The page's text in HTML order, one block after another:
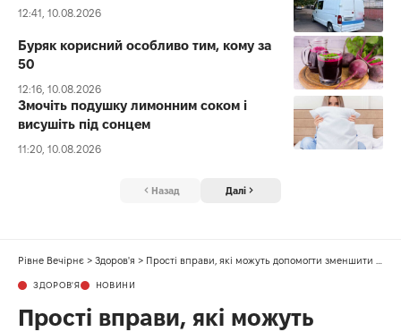
12:41, 10.08.2026
Буряк корисний особливо тим, кому за
50
12:16, 10.08.2026
Змочіть подушку лимонним соком і
висушіть під сонцем
11:20, 10.08.2026
Назад Далі
Рівне Вечірнє > Здоров'я > Прості вправи, які можуть допомогти зменшити хропіння під час сну
ЗДОРОВ'Я НОВИНИ
Прості вправи, які можуть